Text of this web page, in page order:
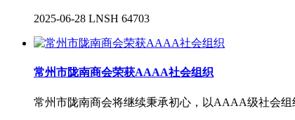
2025-06-28 LNSH 64703
常州市陇南商会荣获AAAA社会组织
常州市陇南商会将继续秉承初心，以AAAA级社会